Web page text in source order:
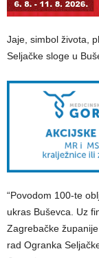
Jaje, simbol života,
Seljačke sloge u
“Povodom 100-te
ukras Buševca. Uz
Zagrebačke
rad Ogranka